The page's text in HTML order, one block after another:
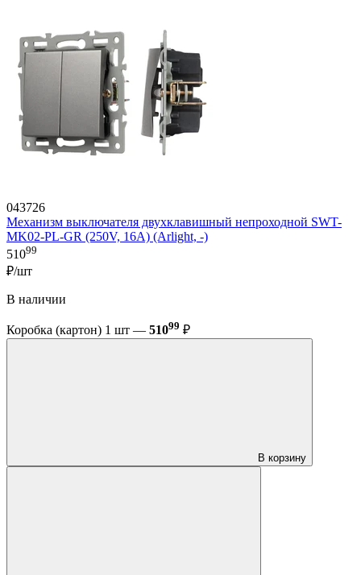
043726
Механизм выключателя двухклавишный непроходной SWT-
MK02-PL-GR (250V, 16A) (Arlight, -)
51099
₽/шт
В наличии
Коробка (картон) 1 шт — 51099 ₽
В корзину